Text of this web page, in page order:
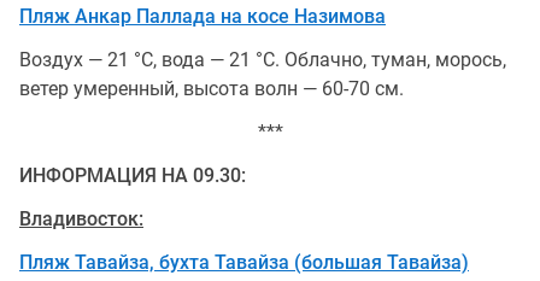
Пляж Анкар Паллада на косе Назимова
Воздух — 21 °С, вода — 21 °С. Облачно, туман, морось,
ветер умеренный, высота волн — 60-70 см.
***
ИНФОРМАЦИЯ НА 09.30:
Владивосток:
Пляж Тавайза, бухта Тавайза (большая Тавайза)